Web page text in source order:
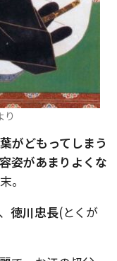
り
がどもってしまう
容姿があまりよくな
。
徳川忠長(とくが